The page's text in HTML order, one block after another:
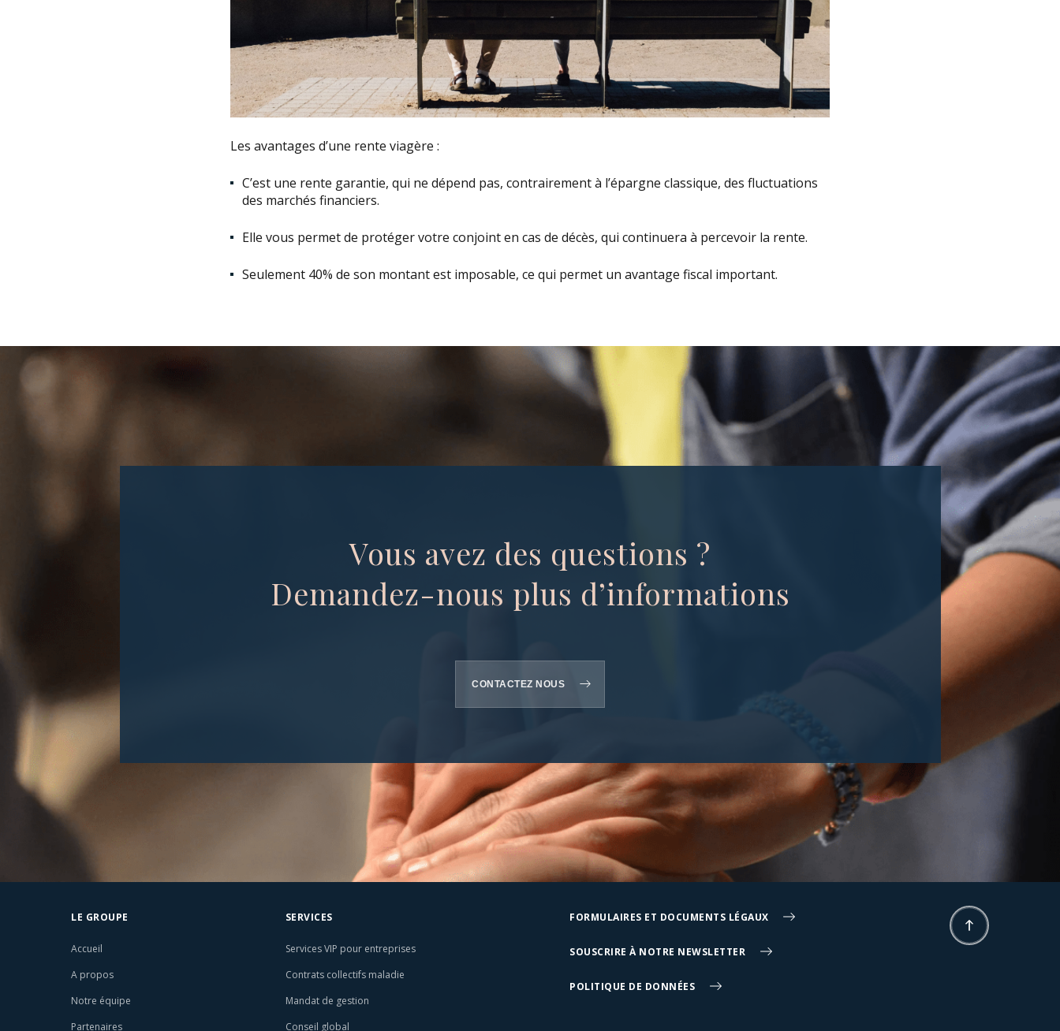
Les avantages d’une rente viagère :
C’est une rente garantie, qui ne dépend pas, contrairement à l’épargne classique, des fluctuations
des marchés financiers.
Elle vous permet de protéger votre conjoint en cas de décès, qui continuera à percevoir la rente.
Seulement 40% de son montant est imposable, ce qui permet un avantage fiscal important.
Vous avez des questions ?
Demandez-nous plus d’informations
CONTACTEZ NOUS
LE GROUPE
Accueil
A propos
Notre équipe
Partenaires
SERVICES
Services VIP pour entreprises
Contrats collectifs maladie
Mandat de gestion
Conseil global
FORMULAIRES ET DOCUMENTS LÉGAUX
SOUSCRIRE À NOTRE NEWSLETTER
POLITIQUE DE DONNÉES